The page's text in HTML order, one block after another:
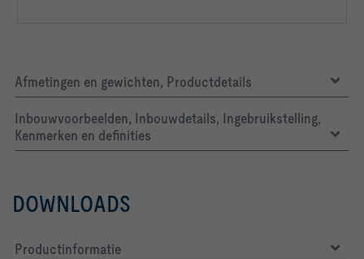
Afmetingen en gewichten, Productdetails
Inbouwvoorbeelden, Inbouwdetails, Ingebruikstelling,
Kenmerken en definities
DOWNLOADS
Productinformatie